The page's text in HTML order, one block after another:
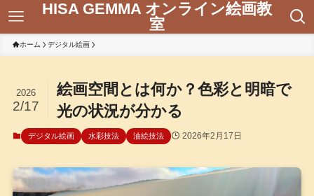
HISA GEMMA オンライン絵画教
室
ホーム デジタル絵画
絵画空間とは何か？色彩と明暗で
光の状況が分かる
2026
2/17
デジタル絵画 水彩技法 油絵技法 2026年2月17日